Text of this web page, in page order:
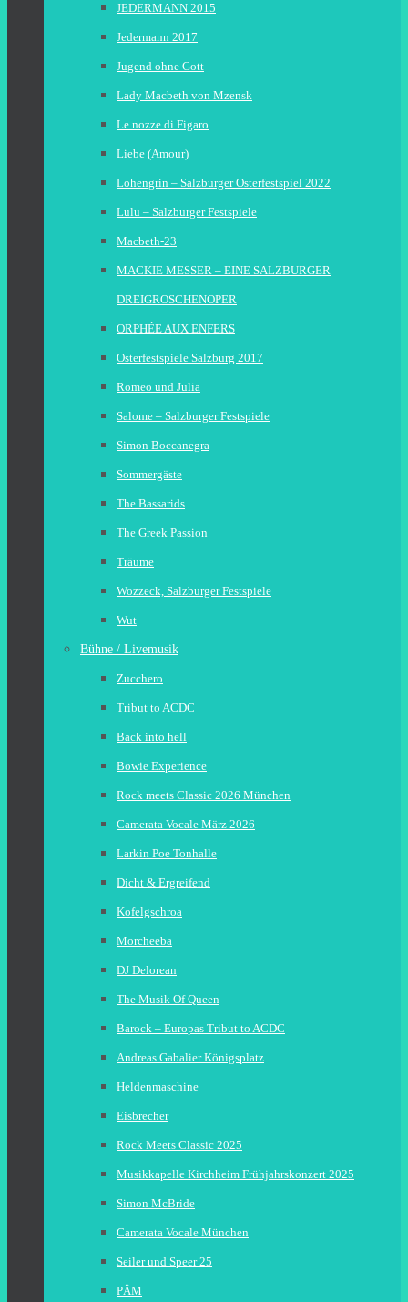
JEDERMANN 2015
Jedermann 2017
Jugend ohne Gott
Lady Macbeth von Mzensk
Le nozze di Figaro
Liebe (Amour)
Lohengrin – Salzburger Osterfestspiel 2022
Lulu – Salzburger Festspiele
Macbeth-23
MACKIE MESSER – EINE SALZBURGER
DREIGROSCHENOPER
ORPHÉE AUX ENFERS
Osterfestspiele Salzburg 2017
Romeo und Julia
Salome – Salzburger Festspiele
Simon Boccanegra
Sommergäste
The Bassarids
The Greek Passion
Träume
Wozzeck, Salzburger Festspiele
Wut
Bühne / Livemusik
Zucchero
Tribut to ACDC
Back into hell
Bowie Experience
Rock meets Classic 2026 München
Camerata Vocale März 2026
Larkin Poe Tonhalle
Dicht & Ergreifend
Kofelgschroa
Morcheeba
DJ Delorean
The Musik Of Queen
Barock – Europas Tribut to ACDC
Andreas Gabalier Königsplatz
Heldenmaschine
Eisbrecher
Rock Meets Classic 2025
Musikkapelle Kirchheim Frühjahrskonzert 2025
Simon McBride
Camerata Vocale München
Seiler und Speer 25
PÄM